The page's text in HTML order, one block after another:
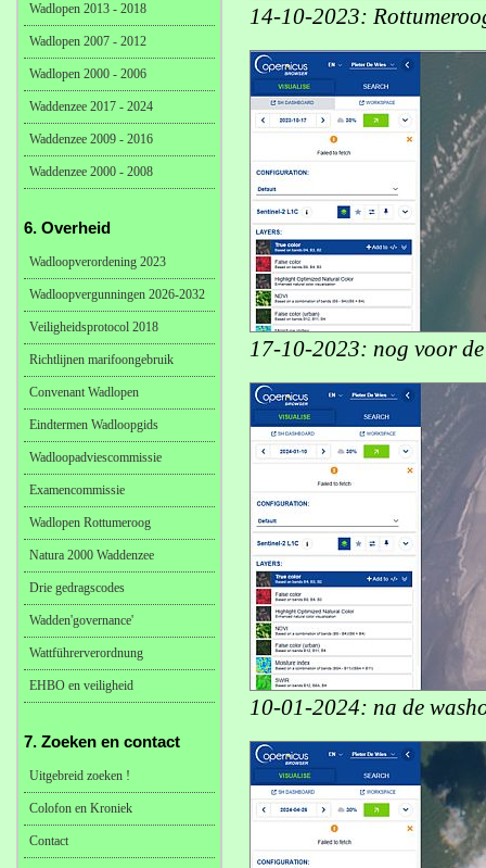
14-10-2023:
17-10-2023: nog voor
10-01-2024: na de
Wadlopen 2013 - 2018
Wadlopen 2007 - 2012
Wadlopen 2000 - 2006
Waddenzee 2017 - 2024
Waddenzee 2009 - 2016
Waddenzee 2000 - 2008
6. Overheid
Wadloopverordening 2023
Wadloopvergunningen 2026-2032
Veiligheidsprotocol 2018
Richtlijnen marifoongebruik
Convenant Wadlopen
Eindtermen Wadloopgids
Wadloopadviescommissie
Examencommissie
Wadlopen Rottumeroog
Natura 2000 Waddenzee
Drie gedragscodes
Wadden'governance'
Wattführerverordnung
EHBO en veiligheid
7. Zoeken en contact
Uitgebreid zoeken !
Colofon en Kroniek
Contact